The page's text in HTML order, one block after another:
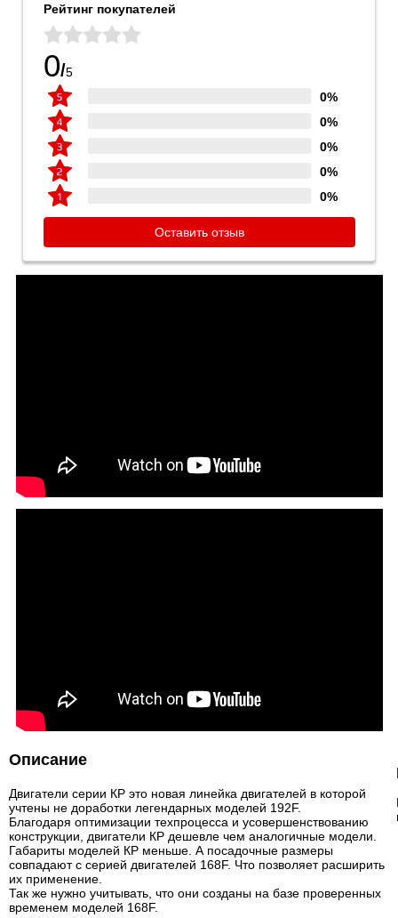
Рейтинг покупателей
0/5
0%
0%
0%
0%
0%
Оставить отзыв
Описание
Двигатели серии КР это новая линейка двигателей в которой
учтены не доработки легендарных моделей 192F.
Благодаря оптимизации техпроцесса и усовершенствованию
конструкции, двигатели КР дешевле чем аналогичные модели.
Габариты моделей КР меньше. А посадочные размеры
совпадают с серией двигателей 168F. Что позволяет расширить
их применение.
Так же нужно учитывать, что они созданы на базе проверенных
временем моделей 168F.